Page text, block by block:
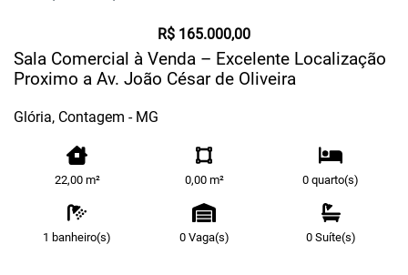
R$ 165.000,00
Sala Comercial à Venda – Excelente Localização
Proximo a Av. João César de Oliveira
Glória, Contagem - MG
22,00 m² 0,00 m² 0 quarto(s)
1 banheiro(s) 0 Vaga(s) 0 Suíte(s)